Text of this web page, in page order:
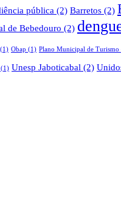
pública (2) Barretos (2)
de Bebedouro (2)
(1) Obap (1) Plano Municipal de Turismo
(1) Unesp Jaboticabal (2)